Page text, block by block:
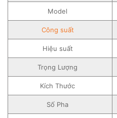
Model
Công suất
Hiệu suất
Trọng Lượng
Kích Thước
Số Pha